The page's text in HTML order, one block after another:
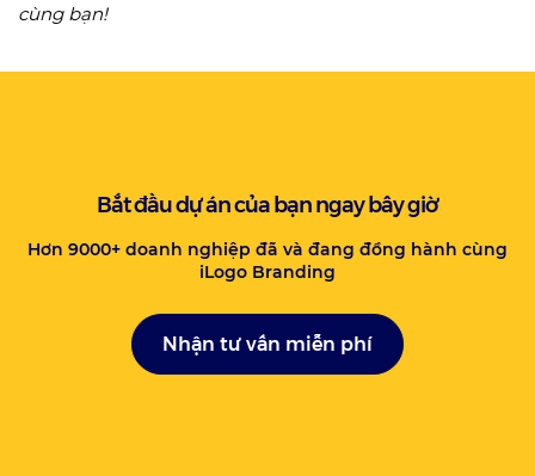
cùng bạn!
Bắt đầu dự án của bạn ngay bây giờ
Hơn 9000+ doanh nghiệp đã và đang đồng hành cùng
iLogo Branding
Nhận tư vấn miễn phí